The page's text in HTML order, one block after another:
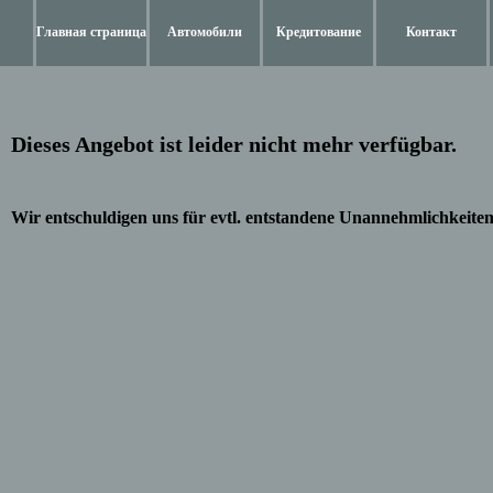
Главная страница Автомобили Кредитование Контакт
Dieses Angebot ist leider nicht mehr verfügbar.
Wir entschuldigen uns für evtl. entstandene